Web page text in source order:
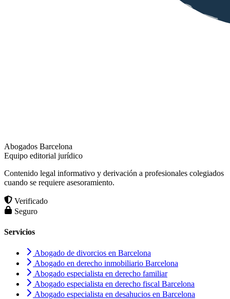
Abogados Barcelona
Equipo editorial jurídico
Contenido legal informativo y derivación a profesionales colegiados
cuando se requiere asesoramiento.
Verificado
Seguro
Servicios
Abogado de divorcios en Barcelona
Abogado en derecho inmobiliario Barcelona
Abogado especialista en derecho familiar
Abogado especialista en derecho fiscal Barcelona
Abogado especialista en desahucios en Barcelona